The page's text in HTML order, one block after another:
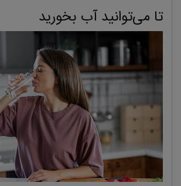
تا می‌توانید آب بخورید